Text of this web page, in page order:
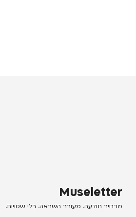
Museletter
מרחיב תודעה. מעורר השראה. בלי שטויות.